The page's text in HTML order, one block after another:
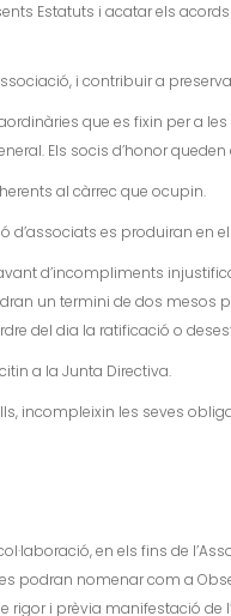
Estatuts i acatar els
i contribuir a
que es fixin per a
Els socis d’honor
al càrrec que ocupin.
d’associats es produiran en
d’incompliments
un termini de dos mesos
del dia la ratificació o
a la Junta Directiva.
incompleixin les seves
en els fins de
podran nomenar com a
rigor i prèvia manifestació